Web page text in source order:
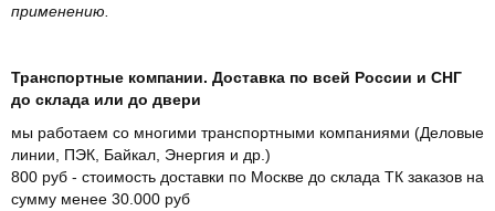
применению.
Транспортные компании. Доставка по всей России и СНГ
до склада или до двери
мы работаем со многими транспортными компаниями (Деловые
линии, ПЭК, Байкал, Энергия и др.)
800 руб - стоимость доставки по Москве до склада ТК заказов на
сумму менее 30.000 руб